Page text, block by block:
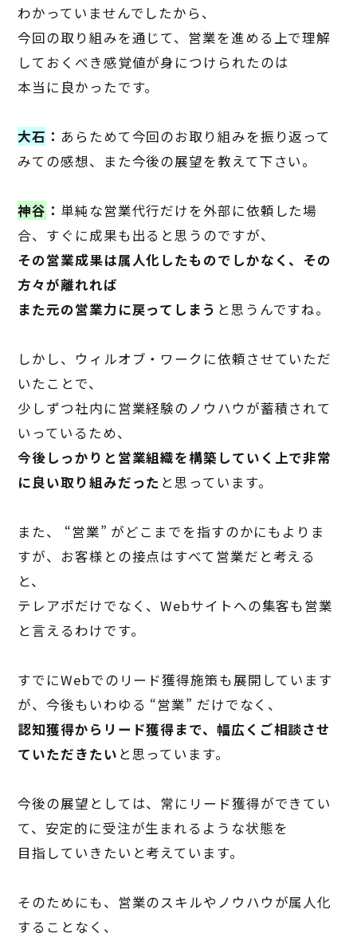
わかっていませんでしたから、
今回の取り組みを通じて、営業を進める上で理解
しておくべき感覚値が身につけられたのは
本当に良かったです。
大石 ： あらためて今回のお取り組みを振り返って
みての感想、また今後の展望を教えて下さい。
神谷 ： 単純な営業代行だけを外部に依頼した場
合、すぐに成果も出ると思うのですが、
その営業成果は属人化したものでしかなく、その
方々が離れれば
また元の営業力に戻ってしまう と思うんですね。
しかし、ウィルオブ・ワークに依頼させていただ
いたことで、
少しずつ社内に営業経験のノウハウが蓄積されて
いっているため、
今後しっかりと営業組織を構築していく上で非常
に良い取り組みだった と思っています。
また、 “営業” がどこまでを指すのかにもよりま
すが、お客様との接点はすべて営業だと考える
と、
テレアポだけでなく、Webサイトへの集客も営業
と言えるわけです。
すでにWebでのリード獲得施策も展開しています
が、今後もいわゆる “営業” だけでなく、
認知獲得からリード獲得まで、幅広くご相談させ
ていただきたい と思っています。
今後の展望としては、常にリード獲得ができてい
て、安定的に受注が生まれるような状態を
目指していきたいと考えています。
そのためにも、営業のスキルやノウハウが属人化
することなく、